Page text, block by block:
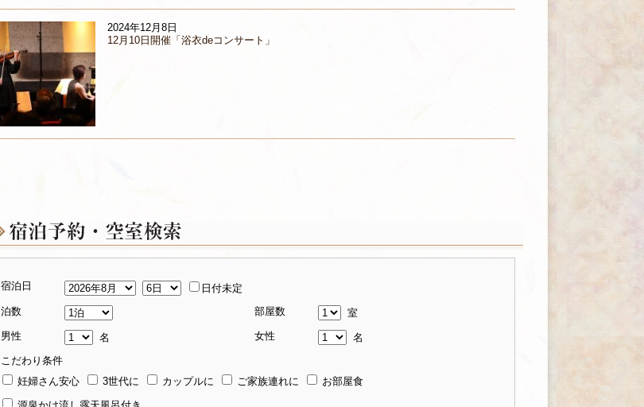
2024年12月8日
12月10日開催「浴衣deコンサート」
宿泊日
日付未定
泊数
部屋数
室
男性
名 女性
名
こだわり条件
妊婦さん安心
3世代に カップルに ご家族連れに
お部屋食
源泉かけ流し露天風呂付き